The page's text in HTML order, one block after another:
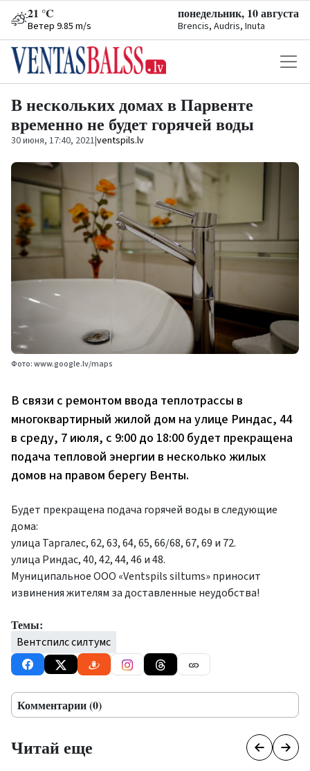
21 °C
Ветер 9.85 m/s
понедельник, 10 августа
Brencis, Audris, Inuta
В нескольких домах в Парвенте
временно не будет горячей воды
30 июня, 17:40, 2021|ventspils.lv
Фото: www.google.lv/maps
В связи с ремонтом ввода теплотрассы в
многоквартирный жилой дом на улице Риндас, 44
в среду, 7 июля, с 9:00 до 18:00 будет прекращена
подача тепловой энергии в несколько жилых
домов на правом берегу Венты.
Будет прекращена подача горячей воды в следующие
дома:
улица Таргалес, 62, 63, 64, 65, 66/68, 67, 69 и 72.
улица Риндас, 40, 42, 44, 46 и 48.
Муниципальное ООО «Ventspils siltums» приносит
извинения жителям за доставленные неудобства!
Темы:
Вентспилс силтумс
Комментарии (0)
Читай еще